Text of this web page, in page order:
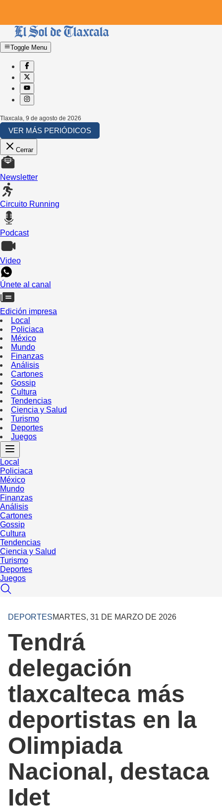
Toggle Menu
Tlaxcala 9 de agosto de 2026
VER MÁS PERIÓDICOS
Cerrar
Newsletter
Circuito Running
Podcast
Video
Únete al canal
Edición impresa
Local
Policiaca
México
Mundo
Finanzas
Análisis
Cartones
Gossip
Cultura
Tendencias
Ciencia y Salud
Turismo
Deportes
Juegos
Local
Policiaca
México
Mundo
Finanzas
Análisis
Cartones
Gossip
Cultura
Tendencias
Ciencia y Salud
Turismo
Deportes
Juegos
DEPORTESMARTES, 31 DE MARZO DE 2026
Tendrá
delegación
tlaxcalteca más
deportistas en la
Olimpiada
Nacional, destaca
Idet